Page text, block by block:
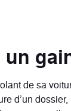
de sa
d’un